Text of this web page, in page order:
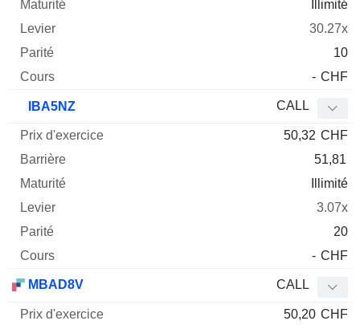
Illimité
30.27x
10
- CHF
IBA5NZ CALL
50,32 CHF
51,81
Illimité
3.07x
20
- CHF
MBAD8V CALL
50,20 CHF